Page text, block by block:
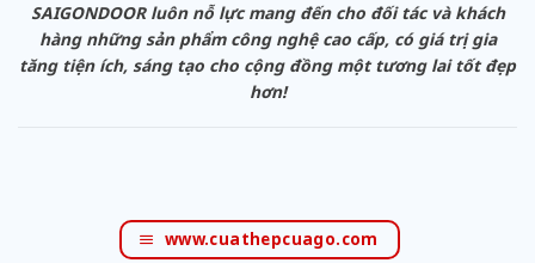
SAIGONDOOR luôn nỗ lực mang đến cho đối tác và khách
hàng những sản phẩm công nghệ cao cấp, có giá trị gia
tăng tiện ích, sáng tạo cho cộng đồng một tương lai tốt đẹp
hơn!
www.cuathepcuago.com